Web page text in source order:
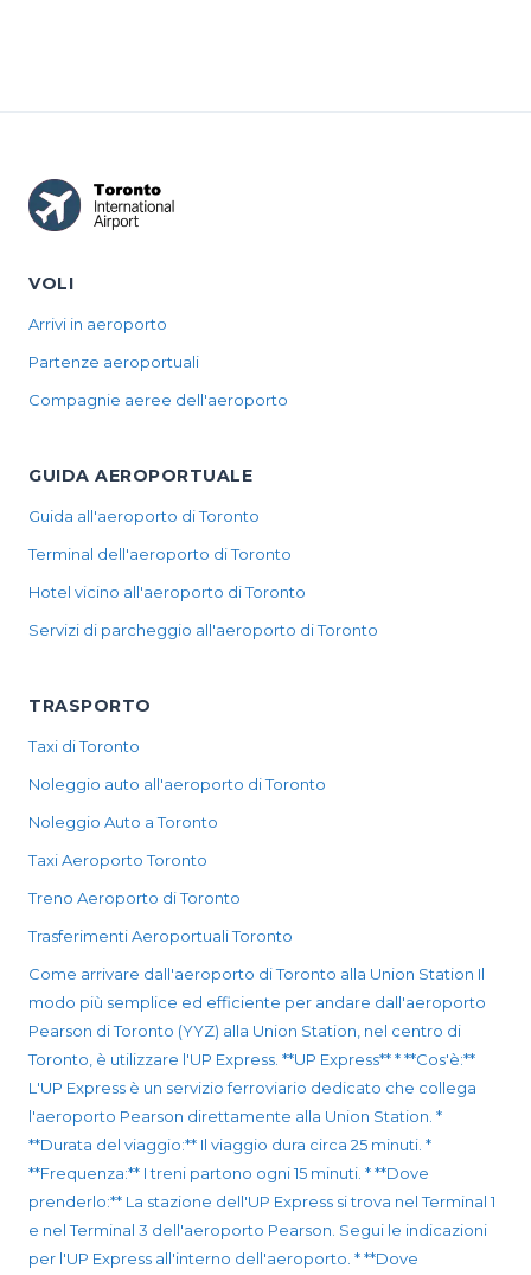
VOLI
Arrivi in aeroporto
Partenze aeroportuali
Compagnie aeree dell'aeroporto
GUIDA AEROPORTUALE
Guida all'aeroporto di Toronto
Terminal dell'aeroporto di Toronto
Hotel vicino all'aeroporto di Toronto
Servizi di parcheggio all'aeroporto di Toronto
TRASPORTO
Taxi di Toronto
Noleggio auto all'aeroporto di Toronto
Noleggio Auto a Toronto
Taxi Aeroporto Toronto
Treno Aeroporto di Toronto
Trasferimenti Aeroportuali Toronto
Come arrivare dall'aeroporto di Toronto alla Union Station Il
modo più semplice ed efficiente per andare dall'aeroporto
Pearson di Toronto (YYZ) alla Union Station, nel centro di
Toronto, è utilizzare l'UP Express. **UP Express** * **Cos'è:**
L'UP Express è un servizio ferroviario dedicato che collega
l'aeroporto Pearson direttamente alla Union Station. *
**Durata del viaggio:** Il viaggio dura circa 25 minuti. *
**Frequenza:** I treni partono ogni 15 minuti. * **Dove
prenderlo:** La stazione dell'UP Express si trova nel Terminal 1
e nel Terminal 3 dell'aeroporto Pearson. Segui le indicazioni
per l'UP Express all'interno dell'aeroporto. * **Dove